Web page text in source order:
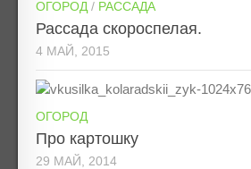
ОГОРОД / РАССАДА
Рассада скороспелая.
4 МАЙ, 2015
ОГОРОД
Про картошку
29 МАЙ, 2014